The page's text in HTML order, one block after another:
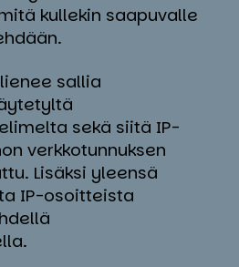
kullekin saapuvalle
sallia
sekä siitä IP-
verkkotunnuksen
Lisäksi yleensä
IP-osoitteista